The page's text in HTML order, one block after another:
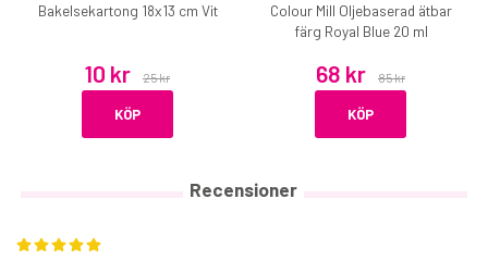
Bakelsekartong 18x13 cm Vit
10 kr 25 kr
KÖP
Colour Mill Oljebaserad ätbar
färg Royal Blue 20 ml
68 kr 85 kr
KÖP
Recensioner